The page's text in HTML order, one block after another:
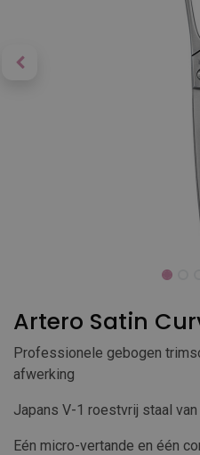
Artero Satin
Professionele gebogen
afwerking
Japans V-1 roestvrij staal
Eén micro-vertande en één